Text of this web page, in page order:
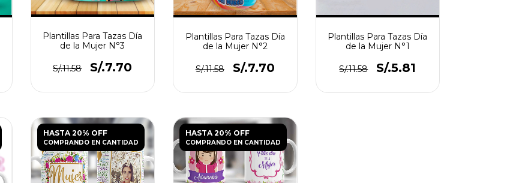
Plantillas Para Tazas Día
de la Mujer N°3
S/.11.58 S/.7.70
Plantillas Para Tazas Día
de la Mujer N°2
S/.11.58 S/.7.70
Plantillas Para Tazas Día
de la Mujer N°1
S/.11.58 S/.5.81
HASTA 20% OFF
COMPRANDO EN CANTIDAD
HASTA 20% OFF
COMPRANDO EN CANTIDAD